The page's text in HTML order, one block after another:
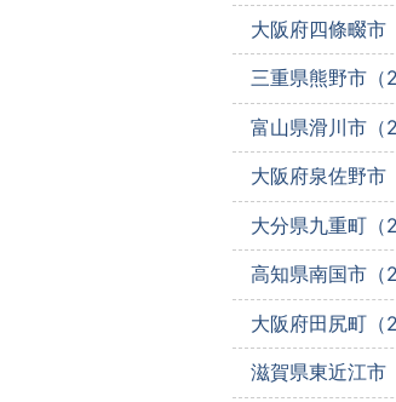
大阪府四條畷市
三重県熊野市（
富山県滑川市（
大阪府泉佐野市
大分県九重町（
高知県南国市（
大阪府田尻町
滋賀県東近江市